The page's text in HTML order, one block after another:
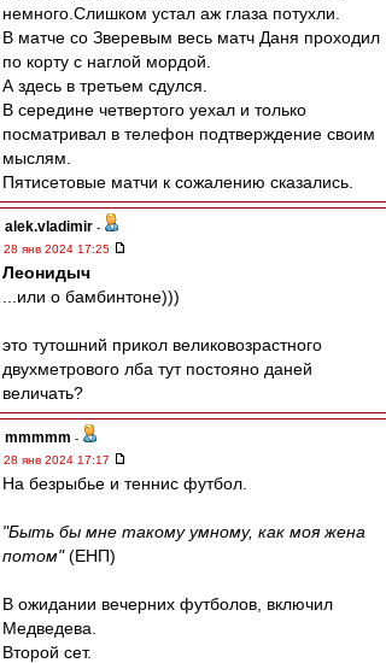
немного.Слишком устал аж глаза потухли.
В матче со Зверевым весь матч Даня проходил
по корту с наглой мордой.
А здесь в третьем сдулся.
В середине четвертого уехал и только
посматривал в телефон подтверждение своим
мыслям.
Пятисетовые матчи к сожалению сказались.
alek.vladimir -
28 янв 2024 17:25
Леонидыч
...или о бамбинтоне)))
это тутошний прикол великовозрастного
двухметрового лба тут постояно даней
величать?
mmmmm -
28 янв 2024 17:17
На безрыбье и теннис футбол.
"Быть бы мне такому умному, как моя жена
потом"(ЕНП)
В ожидании вечерних футболов, включил
Медведева.
Второй сет.